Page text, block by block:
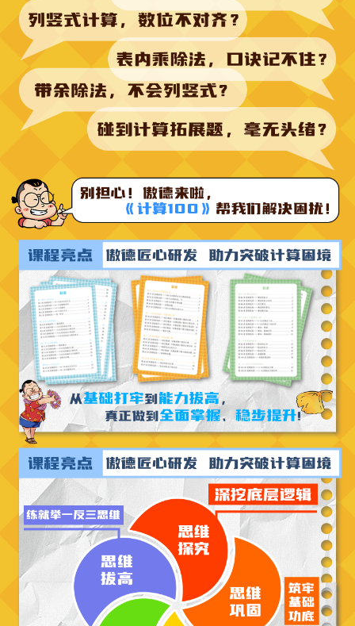
a、手机和电视链接同一个网络环境下（电视必须是智能电
视）。打开电视机，进入系统设置界面，找到通用设置选项
下的多屏互动（Miracast）功能，按确认键进入，将多屏互动
（Miracast）功能打开，使电视机处于待连接状态。
b、现在的安卓手机都自带多屏互动，点击然后自动搜索电视
设备，投屏成功。
c、现在有些电视是支持苹果的Airplay的，苹果手机直接打开
屏幕镜像（Airplay）自动搜索设备，如果电视支持，连接上
就可以了。
发货说明
【实物清单】对应阶段配套教材
【发货信息】 下单后7个工作日内发货； 港澳台不发， 新疆、
西藏、青海+20元。
【物流查询】 进入【向日葵妈妈学园】公众号-【我的】-【我
的订单】-点击对应商品即可查询物流进度。
退款政策
【退款政策】 领取课程后可以任意试听其中2节，不合适收到